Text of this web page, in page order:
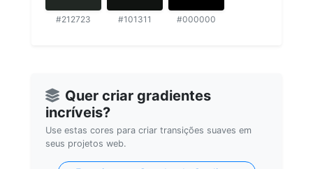
#212723 #101311 #000000
Quer criar gradientes
incríveis?
Use estas cores para criar transições suaves em
seus projetos web.